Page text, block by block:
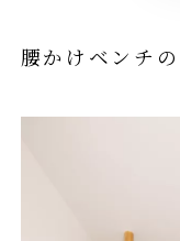
腰かけベンチ